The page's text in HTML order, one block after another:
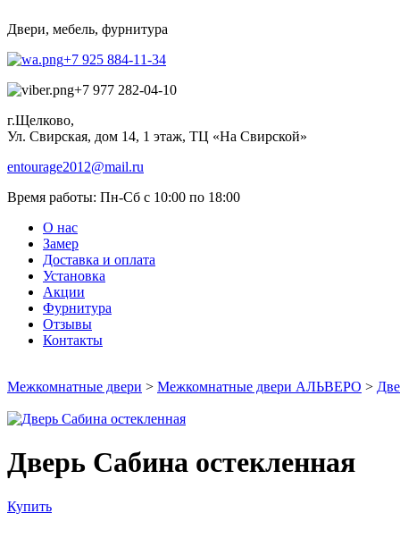
Двери, мебель, фурнитура
+7 925 884-11-34
+7 977 282-04-10
г.Щелково,
Ул. Свирская, дом 14, 1 этаж, ТЦ «На Свирской»
entourage2012@mail.ru
Время работы: Пн-Сб с 10:00 по 18:00
О нас
Замер
Доставка и оплата
Установка
Акции
Фурнитура
Отзывы
Контакты
Межкомнатные двери > Межкомнатные двери АЛЬВЕРО >
Дверь Сабина остекленная
Купить